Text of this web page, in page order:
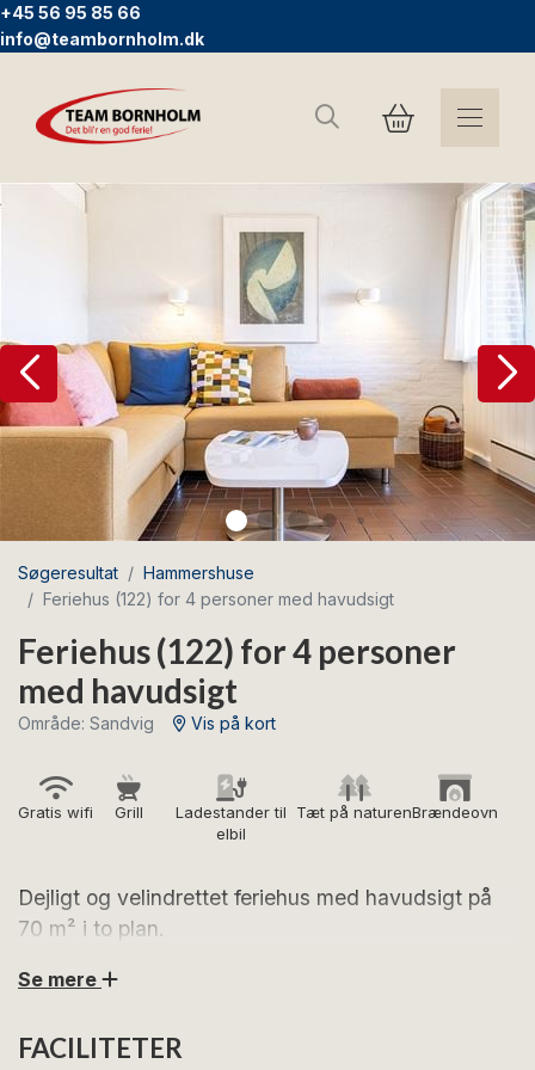
+45 56 95 85 66
info@teambornholm.dk
Søg
Søgeresultat
Hammershuse
Feriehus (122) for 4 personer med havudsigt
Feriehus (122) for 4 personer
med havudsigt
Område: Sandvig Vis på kort
Gratis wifi Grill
Ladestander til
elbil
Tæt på naturenBrændeovn
Dejligt og velindrettet feriehus med havudsigt på
70 m² i to plan.
Glæd dig til hyggelige feriedage i dette charmerende
gode udearealer.
Se mere
FACILITETER